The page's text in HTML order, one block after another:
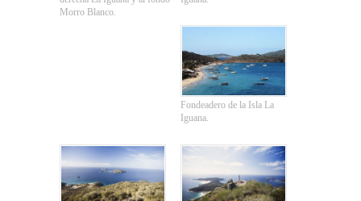
Morro Blanco.
Fondeadero de la Isla La
Iguana.